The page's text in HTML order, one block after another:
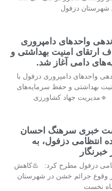
شهرستان دزفول
واحدهای دامپروری
ارتقای امنیت بهداشتی و
دامی آغاز شد.
واحدهای دامپروری دزفول با
بهداشتی و حفظ سرمایه‌های
🔹مدیریت جهاد کشاورزی
خبری سرهنگ احسان
انتظامی دزفول، به
دزفول مطرح کرد: ♨️کاهش
وقوع جرائم خشن در شهرستان